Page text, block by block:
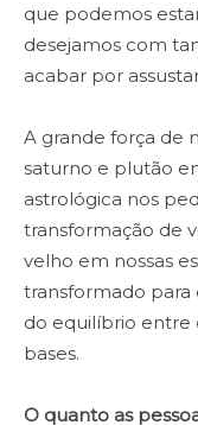
que podemos
desejamos com
acabar por
A grande força de
saturno e plutão
astrológica nos
transformação de
velho em nossas
transformado
do equilíbrio entre
bases.
O quanto as